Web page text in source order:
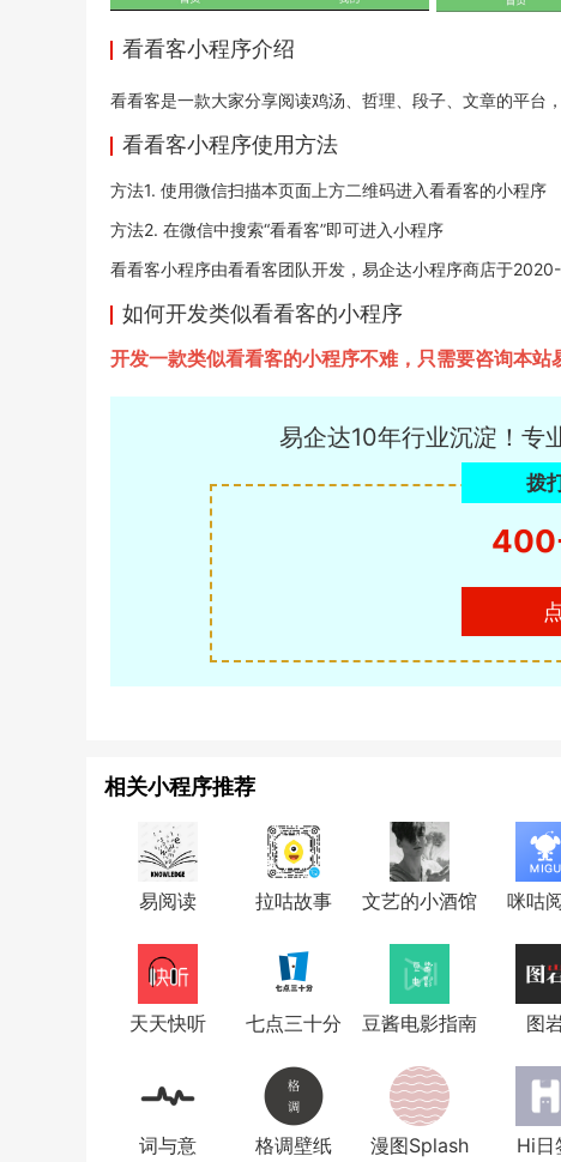
看看客小程序介绍
看看客是一款大家分享阅读鸡汤、哲理、段子、文章的平台
看看客小程序使用方法
方法1. 使用微信扫描本页面上方二维码进入看看客的小程序
方法2. 在微信中搜索“看看客”即可进入小程序
看看客小程序由看看客团队开发，易企达小程序商店于
如何开发类似看看客的小程序
开发一款类似看看客的小程序不难，只需要咨询本站
易企达10年行业沉淀！专
拨
相关小程序推荐
易阅读 拉咕故事 文艺的小酒馆 咪咕
天天快听 七点三十分 豆酱电影指南 图
词与意 格调壁纸 漫图Splash Hi日